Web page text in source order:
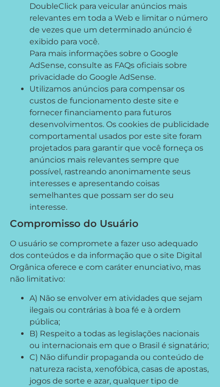
DoubleClick para veicular anúncios mais
relevantes em toda a Web e limitar o número
de vezes que um determinado anúncio é
exibido para você.
Para mais informações sobre o Google
AdSense, consulte as FAQs oficiais sobre
privacidade do Google AdSense.
Utilizamos anúncios para compensar os
custos de funcionamento deste site e
fornecer financiamento para futuros
desenvolvimentos. Os cookies de publicidade
comportamental usados ​​por este site foram
projetados para garantir que você forneça os
anúncios mais relevantes sempre que
possível, rastreando anonimamente seus
interesses e apresentando coisas
semelhantes que possam ser do seu
interesse.
Compromisso do Usuário
O usuário se compromete a fazer uso adequado
dos conteúdos e da informação que o site Digital
Orgânica oferece e com caráter enunciativo, mas
não limitativo:
A) Não se envolver em atividades que sejam
ilegais ou contrárias à boa fé e à ordem
pública;
B) Respeito a todas as legislações nacionais
ou internacionais em que o Brasil é signatário;
C) Não difundir propaganda ou conteúdo de
natureza racista, xenofóbica, casas de apostas,
jogos de sorte e azar, qualquer tipo de